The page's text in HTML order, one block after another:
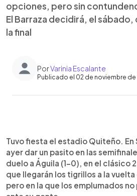
opciones, pero sin
El Barraza decidirá, el sábado,
la final
PorVarinia Escalante
Publicado el 02 de noviembre de
Escuchar artículo
Tuvo fiesta el estadio Quiteño.
ayer dar un pasito en las
duelo a Águila (1-0), en el clásico
que llegarán los tigrillos a la
pero en la que los emplumados